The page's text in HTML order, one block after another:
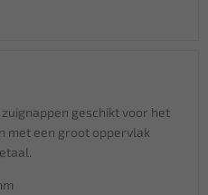
geschikt voor het
met een groot oppervlak